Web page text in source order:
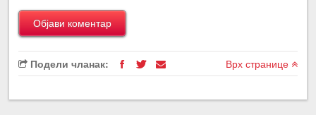
Подели чланак: Врх странице